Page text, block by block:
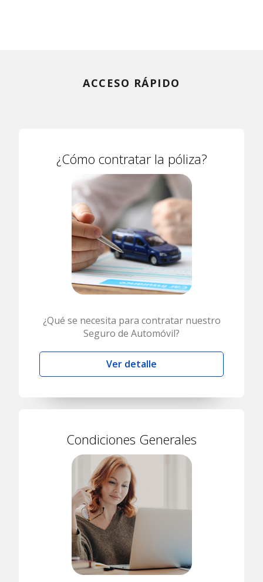
ACCESO RÁPIDO
¿Cómo contratar la póliza?
¿Qué se necesita para contratar nuestro
Seguro de Automóvil?
Ver detalle
Condiciones Generales